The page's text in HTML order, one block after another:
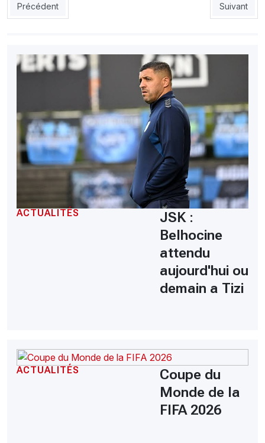
Article précédent : ASO : Geiger à Chlef pour 25 000  par mois
Précédent Article
Suivant
ACTUALITÉS
JSK :
Belhocine
attendu
aujourd'hui ou
demain a Tizi
ACTUALITÉS
Coupe du
Monde de la
FIFA 2026